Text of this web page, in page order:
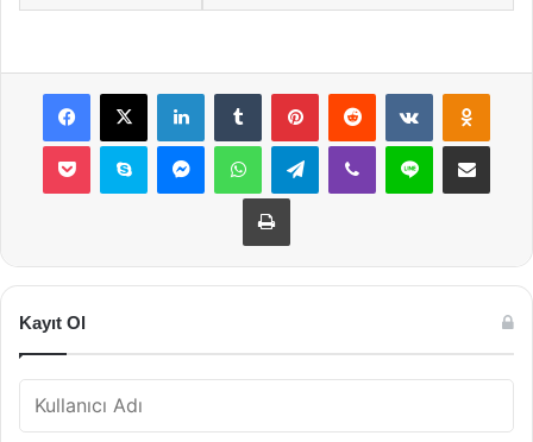
Facebook
X LinkedInTumblr PinterestReddit VKontakte
Pocket Skype MessengerWhatsAppTelegramViber Line E-Posta ile
Yazdır
Kayıt Ol